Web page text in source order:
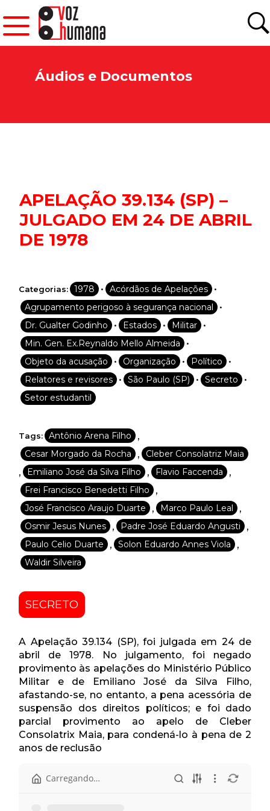
Áudios e Documentos
APELAÇÃO 39.134 (SP) –
JULGADO EM 24 DE ABRIL
DE 1978
Categorias: 1978 • Acórdãos de Apelações •
Agrupamento perigoso à segurança nacional •
Dr. Gualter Godinho • Estados • Militar •
Min. Gen. Ex.Reynaldo Mello Almeida •
Objeto da acusação • Organização • Político •
Relatores e revisores • São Paulo (SP) • Secreto •
Setor estudantil
Tags: Antônio Arena Filho ,
Cesar Morgado da Rocha , Cleber Consolatriz Maia
, Emiliano José da Silva Filho , Flavio Faccenda ,
Frei Francisco Benedetti Filho ,
José Francisco Araujo Duarte , Marco Paulo Leal ,
Osmir Jesus Nunes , Padre José Eduardo Angusti ,
Paulo Celio Duarte , Solon Eduardo Annes Viola ,
Waldir Silveira
SECRETO
A Apelação 39.134 (SP), foi julgada em 24 de
abril de 1978. No julgamento, foi negado
provimento às apelações do Ministério Público
Militar e de Emiliano José da Silva Filho,
afastando-se, no entanto, a pena acessória de
suspensão dos direitos políticos; e foi dado
parcial provimento ao apelo de Cleber
Consolatrix Maia, para condená-lo à pena de 2
anos de reclusão
Início